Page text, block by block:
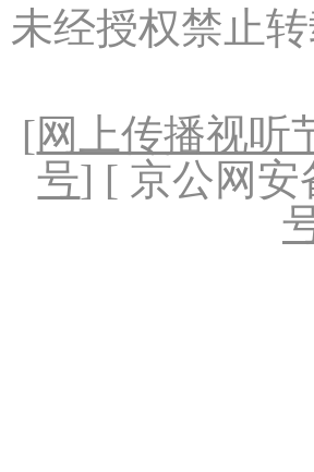
未经授权禁止
[网上传播视听
号] [ 京公网安